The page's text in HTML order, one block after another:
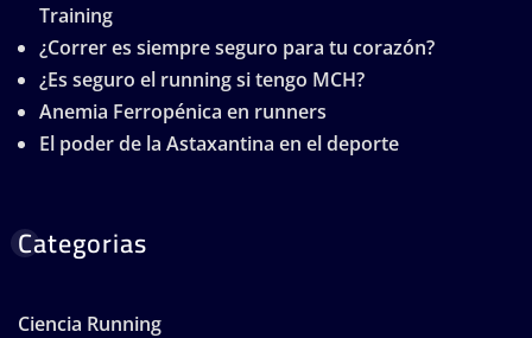
Training
¿Correr es siempre seguro para tu corazón?
¿Es seguro el running si tengo MCH?
Anemia Ferropénica en runners
El poder de la Astaxantina en el deporte
Categorias
Ciencia Running